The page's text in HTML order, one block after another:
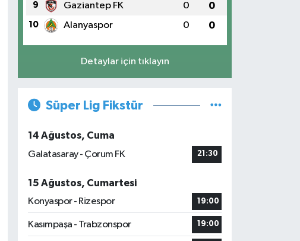
9 Gaziantep FK 0 0
10 Alanyaspor 0 0
Detaylar için tıklayın
Süper Lig Fikstür
14 Ağustos, Cuma
Galatasaray - Çorum FK
21:30
15 Ağustos, Cumartesi
Konyaspor - Rizespor
19:00
Kasımpaşa - Trabzonspor 19:00